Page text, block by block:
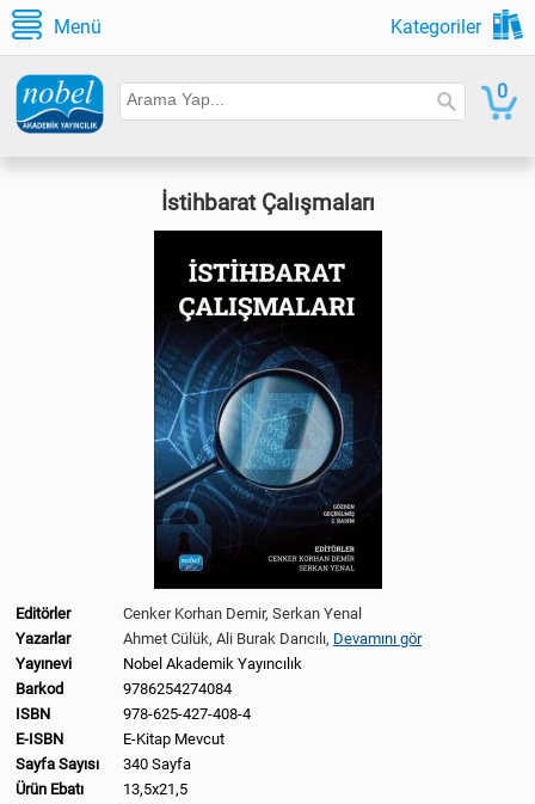
Menü Kategoriler
0
İstihbarat Çalışmaları
Editörler Cenker Korhan Demir, Serkan Yenal
Yazarlar
Ahmet Cülük, Ali Burak Darıcılı, Devamını gör
Yayınevi
Nobel Akademik Yayıncılık
Barkod
9786254274084
ISBN
978-625-427-408-4
E-ISBN
E-Kitap Mevcut
Sayfa Sayısı
340 Sayfa
Ürün Ebatı
13,5x21,5